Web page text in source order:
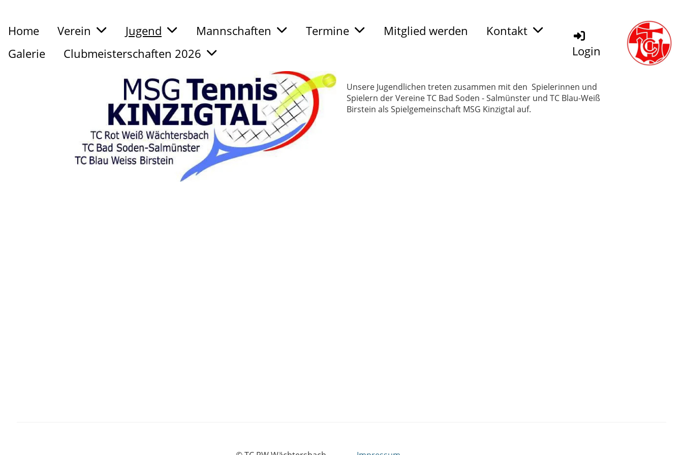
Home Verein Jugend Mannschaften Termine Mitglied werden
Kontakt
Galerie
Clubmeisterschaften 2026 Login
Unsere Jugendlichen treten zusammen mit den Spielerinnen und
Spielern der Vereine TC Bad Soden - Salmünster und TC Blau-Weiß
Birstein als Spielgemeinschaft MSG Kinzigtal auf.